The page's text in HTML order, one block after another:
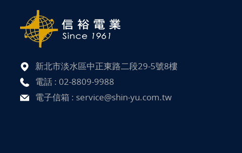
新北市淡水區中正東路二段29-5號8樓
電話 : 02-8809-9988
電子信箱 : service@shin-yu.com.tw